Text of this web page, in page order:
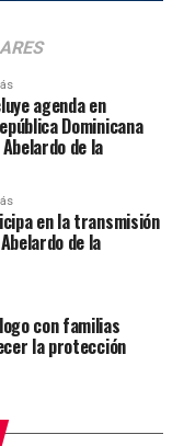
agenda en
Dominicana
de la
en la transmisión
de la
con familias
la protección